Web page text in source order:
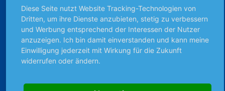
Schutz persönlicher Daten
Sicher mit SSL-Verschlüsselung
Highlights
Diese Seite nutzt Website Tracking-Technologien von
Dritten, um ihre Dienste anzubieten, stetig zu verbessern
und Werbung entsprechend der Interessen der Nutzer
anzuzeigen. Ich bin damit einverstanden und kann meine
Einwilligung jederzeit mit Wirkung für die Zukunft
widerrufen oder ändern.